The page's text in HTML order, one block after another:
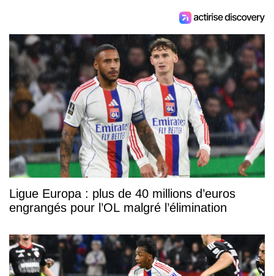
Ligue Europa : plus de 40 millions d’euros
engrangés pour l’OL malgré l’élimination